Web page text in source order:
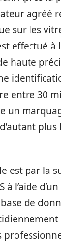
agréé
sur les
effectué à
haute
entre 30
un
est par la
à l’aide
de